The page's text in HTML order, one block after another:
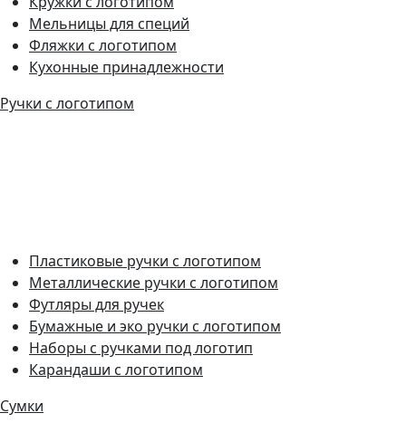
Мельницы для специй
Фляжки с логотипом
Кухонные принадлежности
Ручки с логотипом
Пластиковые ручки с логотипом
Металлические ручки с логотипом
Футляры для ручек
Бумажные и эко ручки с логотипом
Наборы с ручками под логотип
Карандаши с логотипом
Сумки